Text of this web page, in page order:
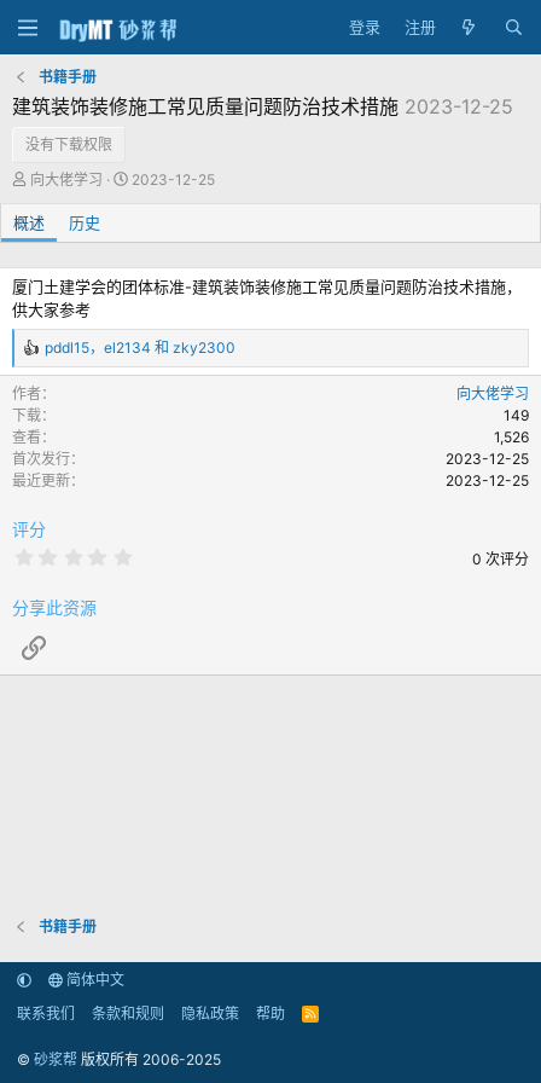
登录 注册
书籍手册
建筑装饰装修施工常见质量问题防治技术措施 2023-12-25
没有下载权限
作
向大佬学习
创
期
2023-12-25
概述 历史
厦门土建学会的团体标准-建筑装饰装修施工常见质量问题防治技术措施，
供大家参考
反
馈
：
pddl15， el2134 和 zky2300
作者
向大佬学习
下载
149
查看
1,526
首次发行
2023-12-25
最近更新
2023-12-25
评分
0 次评分
分享此资源
链接
书籍手册
简体中文
联系我们
条款和规则 隐私政策 帮助
R
© 砂浆帮 版权所有 2006-2025